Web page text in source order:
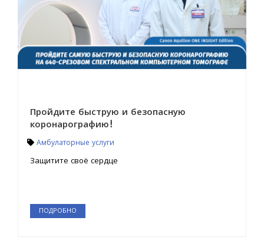
Пройдите быструю и безопасную
коронарографию!
Амбулаторные услуги
Защитите своё сердце
ПОДРОБНО